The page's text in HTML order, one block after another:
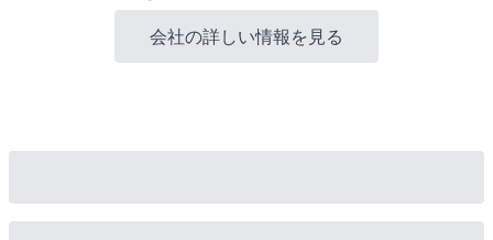
会社の詳しい情報を見る